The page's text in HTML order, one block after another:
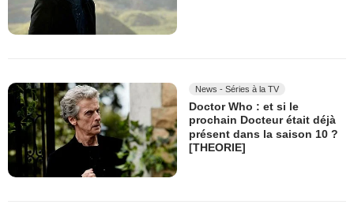
News - Séries à la TV
Doctor Who : et si le
prochain Docteur était déjà
présent dans la saison 10 ?
[THEORIE]